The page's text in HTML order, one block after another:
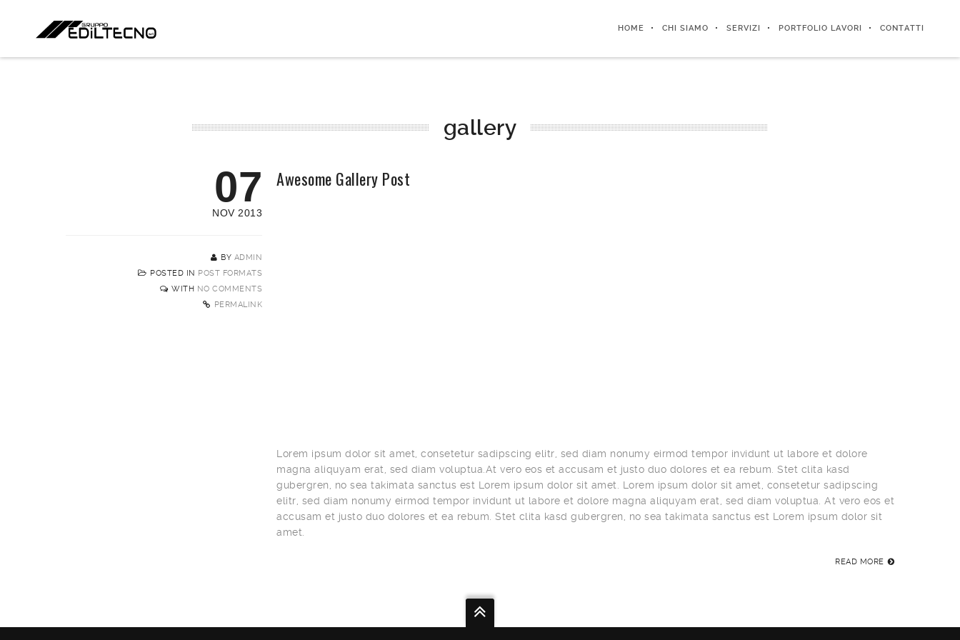
HOME CHI SIAMO SERVIZI PORTFOLIO LAVORI CONTATTI
gallery
07
NOV 2013
BY ADMIN
POSTED IN POST FORMATS
WITH NO COMMENTS
PERMALINK
Awesome Gallery Post
Lorem ipsum dolor sit amet, consetetur sadipscing elitr, sed diam nonumy eirmod tempor invidunt ut labore et dolore
magna aliquyam erat, sed diam voluptua.At vero eos et accusam et justo duo dolores et ea rebum. Stet clita kasd
gubergren, no sea takimata sanctus est Lorem ipsum dolor sit amet. Lorem ipsum dolor sit amet, consetetur sadipscing
elitr, sed diam nonumy eirmod tempor invidunt ut labore et dolore magna aliquyam erat, sed diam voluptua. At vero eos et
accusam et justo duo dolores et ea rebum. Stet clita kasd gubergren, no sea takimata sanctus est Lorem ipsum dolor sit
amet.
READ MORE